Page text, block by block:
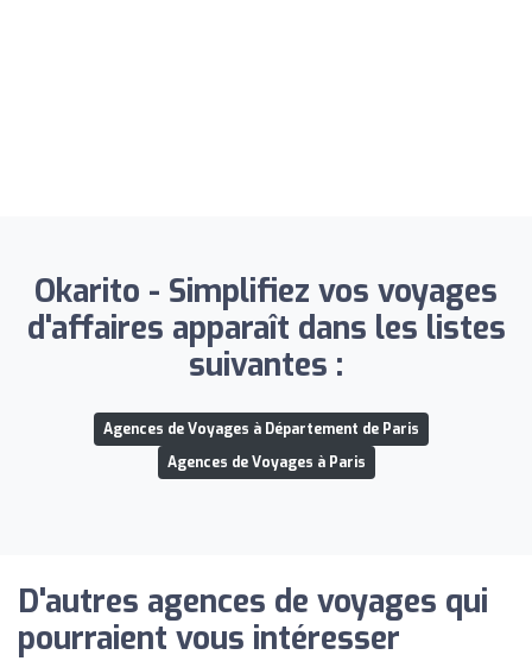
Okarito - Simplifiez vos voyages
d'affaires apparaît dans les listes
suivantes :
Agences de Voyages à Département de Paris
Agences de Voyages à Paris
D'autres agences de voyages qui
pourraient vous intéresser